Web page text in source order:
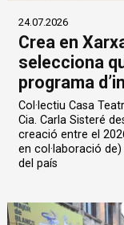
24.07.2026
Crea en
selecciona
programa
Col·lectiu Casa
Cia. Carla Sisteré
creació entre el
en col·laboració
del país